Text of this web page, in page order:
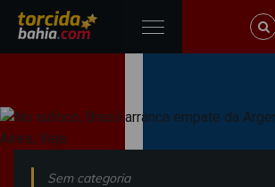
Sem categoria